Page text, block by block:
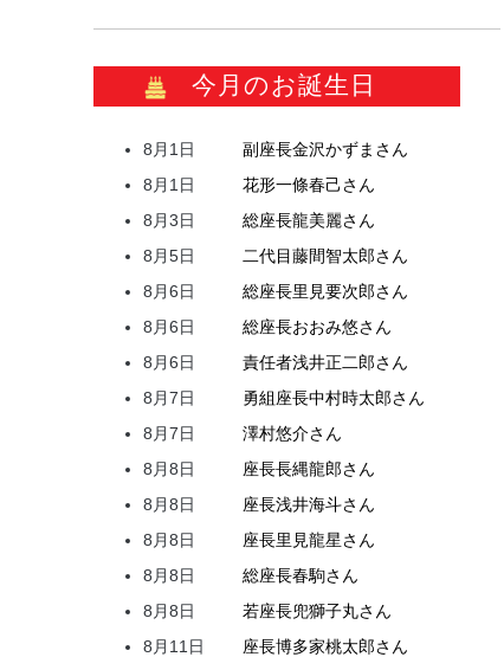
今月のお誕生日
8月1日 副座長金沢かずま さん
8月1日
花形一條春己さん
8月3日
総座長龍美麗さん
8月5日
二代目藤間智太郎さん
8月6日
総座長里見要次郎さん
8月6日
総座長おおみ悠さん
8月6日
責任者浅井正二郎さん
8月7日
勇組座長中村時太郎さん
8月7日
澤村悠介さん
8月8日
座長長縄龍郎さん
8月8日
座長浅井海斗さん
8月8日
座長里見龍星さん
8月8日
総座長春駒さん
8月8日
若座長兜獅子丸さん
8月11日
座長博多家桃太郎さん